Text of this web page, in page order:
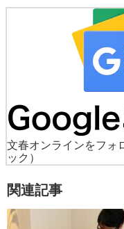
文春オンラインをフォ
ック）
関連記事